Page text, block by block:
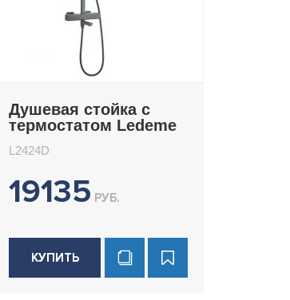
Душевая стойка с
термостатом Ledeme
L2424D
19135 РУБ.
КУПИТЬ